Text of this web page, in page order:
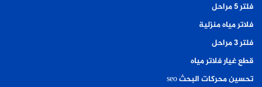
فلتر ٥ مراحل
فلاتر مياه منزلية
فلتر ٣ مراحل
قطع غيار فلاتر مياه
تحسين محركات البحث seo